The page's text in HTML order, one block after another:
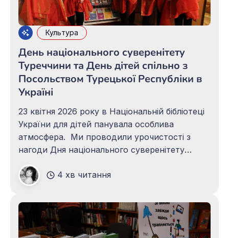
Культура
День національного суверенітету
Туреччини та День дітей спільно з
Посольством Турецької Республіки в
Україні
23 квітня 2026 року в Національній бібліотеці
України для дітей панувала особлива
атмосфера. Ми проводили урочистості з
нагоди Дня національного суверенітету
приміщення бібліотеки, оздоблене
національною символікою обох держав,
наповнилося звуками турецької музики та
радісним гомоном дітей. Подія відбулася за
сприяння та участі Посольства
4 хв читання